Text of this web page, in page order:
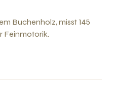
Buchenholz, misst 145
Feinmotorik.